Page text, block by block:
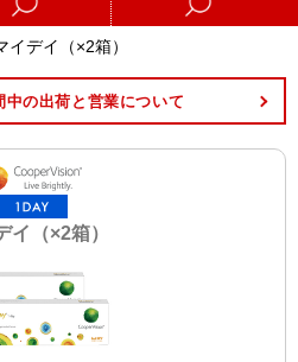
イデイ（×2箱）
中の出荷と営業について
イ（×2箱）